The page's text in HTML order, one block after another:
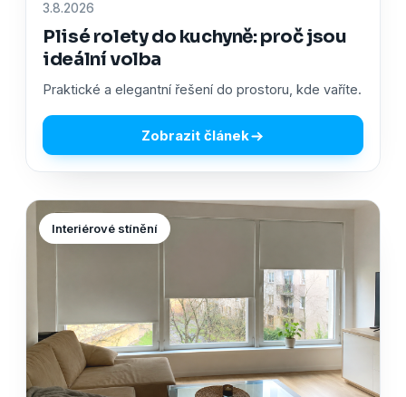
3.8.2026
Plisé rolety do kuchyně: proč jsou
ideální volba
Praktické a elegantní řešení do prostoru, kde vaříte.
Zobrazit článek
Interiérové stínění